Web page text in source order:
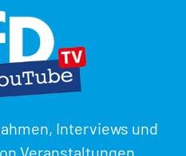
Interviews und
Veranstaltungen.